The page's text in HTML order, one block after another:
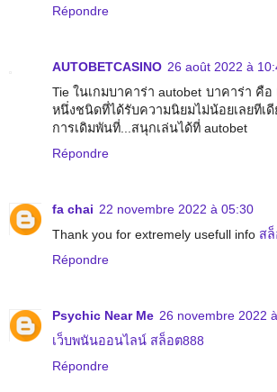
Répondre
AUTOBETCASINO 26 août 2022 à
Tie ในเกมบาคาร่า autobet บาคาร่า คือ
หนึ่งชนิดที่ได้รับความนิยมไม่น้อยเลยทีเดี
การเดิมพันที่...สนุกเล่นได้ที่ autobet
Répondre
fa chai 22 novembre 2022 à 05:30
Thank you for extremely usefull info ส
Répondre
Psychic Near Me 26 novembre 2022
เว็บพนันออนไลน์ สล็อต888
Répondre